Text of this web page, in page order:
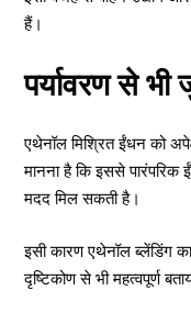
हैं।
पर्यावरण से भी
एथेनॉल मिश्रित ईंधन को
मानना है कि इससे
मदद मिल सकती है।
इसी कारण एथेनॉल ब्लेंडिंग
दृष्टिकोण से भी महत्वपूर्ण